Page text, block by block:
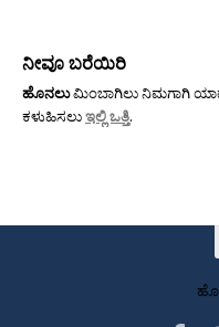
ನೀವೂ ಬರೆಯಿರಿ
ಹೊನಲುಮಿಂಬಾಗಿಲು ನಿಮಗಾಗಿ
ಕಳುಹಿಸಲುಇಲ್ಲಿ ಒತ್ತಿ.